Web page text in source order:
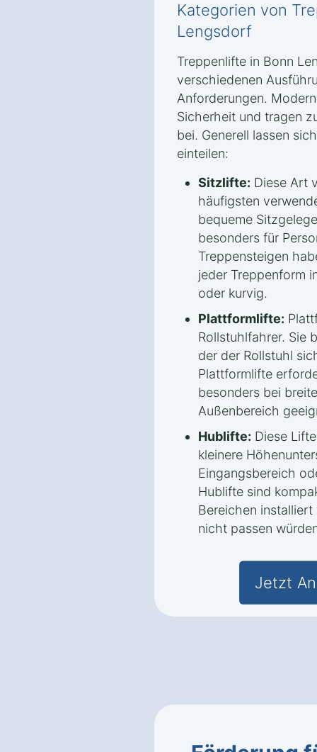
Kategorien von
Lengsdorf
Treppenlifte in Bonn
verschiedenen
Anforderungen.
Sicherheit und tragen
bei. Generell lassen
einteilen:
Sitzlifte: Diese Art
häufigsten
bequeme
besonders für
Treppensteigen
jeder Treppenform
oder kurvig.
Plattformlifte:
Rollstuhlfahrer. Sie
der der Rollstuhl
Plattformlifte
besonders bei
Außenbereich
Hublifte: Diese
kleinere
Eingangsbereich
Hublifte sind
Bereichen
nicht passen
Jetzt